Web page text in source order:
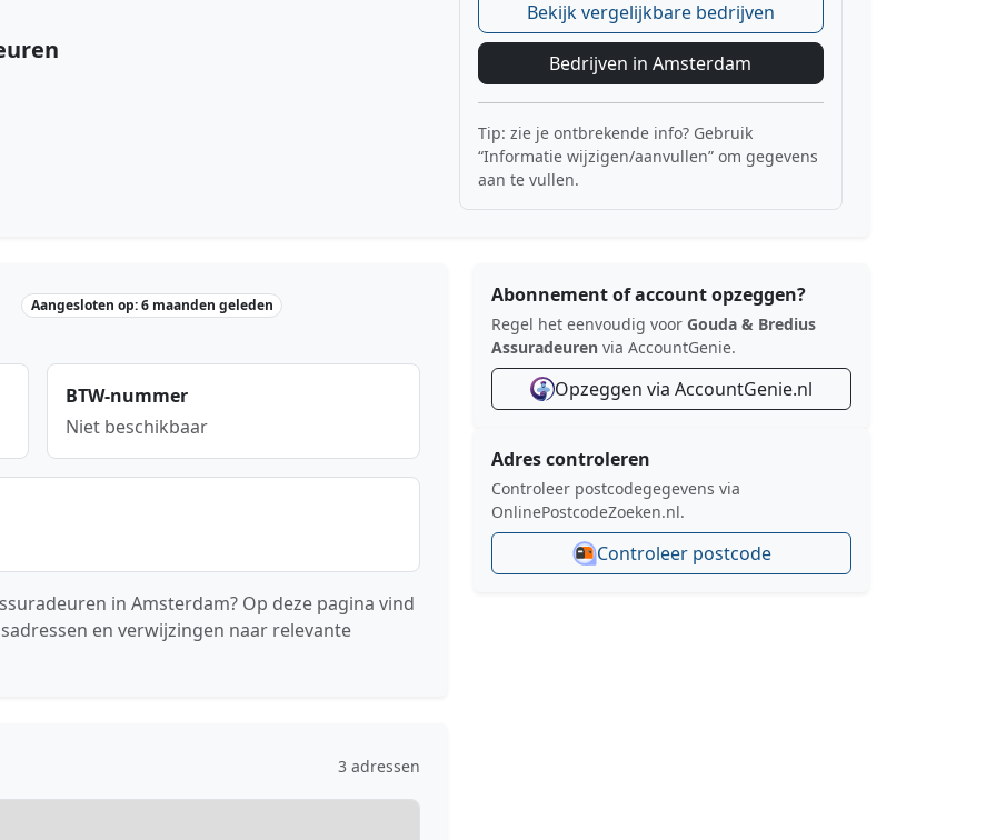
Bekijk vergelijkbare bedrijven
Bedrijven in Amsterdam
Tip: zie je ontbrekende info? Gebruik
“Informatie wijzigen/aanvullen” om gegevens
aan te vullen.
Aangesloten op: 6 maanden geleden
BTW-nummer
Niet beschikbaar
in Amsterdam? Op deze pagina vind
en verwijzingen naar relevante
3 adressen
Abonnement of account opzeggen?
Regel het eenvoudig voor Gouda & Bredius
Assuradeuren via AccountGenie.
Opzeggen via AccountGenie.nl
Adres controleren
Controleer postcodegegevens via
OnlinePostcodeZoeken.nl.
Controleer postcode